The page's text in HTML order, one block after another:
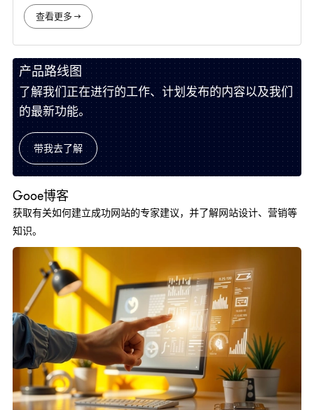
查看更多 →
产品路线图
了解我们正在进行的工作、计划发布的内容以及我们
的最新功能。
带我去了解
Gooe博客
获取有关如何建立成功网站的专家建议，并了解网站设计、营销等
知识。